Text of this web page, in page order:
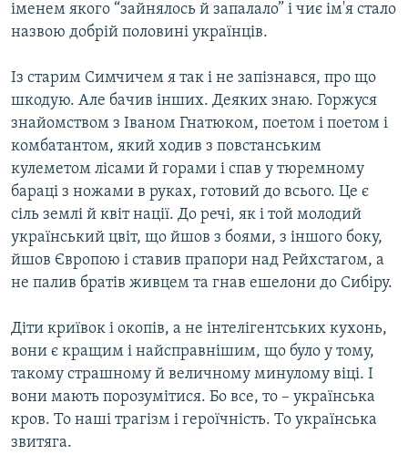
іменем якого “зайнялось й запалало” і чиє ім'я стало
назвою добрій половині українців.
Із старим Симчичем я так і не запізнався, про що
шкодую. Але бачив інших. Деяких знаю. Горжуся
знайомством з Іваном Гнатюком, поетом і поетом і
комбатантом, який ходив з повстанським
кулеметом лісами й горами і спав у тюремному
бараці з ножами в руках, готовий до всього. Це є
сіль землі й квіт нації. До речі, як і той молодий
український цвіт, що йшов з боями, з іншого боку,
йшов Європою і ставив прапори над Рейхстагом, а
не палив братів живцем та гнав ешелони до Сибіру.
Діти криївок і окопів, а не інтелігентських кухонь,
вони є кращим і найсправнішим, що було у тому,
такому страшному й величному минулому віці. І
вони мають порозумітися. Бо все, то – українська
кров. То наші трагізм і героїчність. То українська
звитяга.